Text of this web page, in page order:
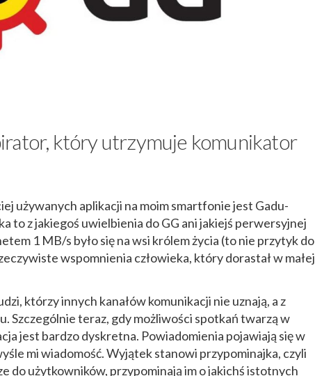
który utrzymuje komunikator
używanych aplikacji na moim smartfonie jest Gadu-
to z jakiegoś uwielbienia do GG ani jakiejś perwersyjnej
1 MB/s było się na wsi królem życia (to nie przytyk do
wspomnienia człowieka, który dorastał w małej
którzy innych kanałów komunikacji nie uznają, a z
Szczególnie teraz, gdy możliwości spotkań twarzą w
jest bardzo dyskretna. Powiadomienia pojawiają się w
mi wiadomość. Wyjątek stanowi przypominajka, czyli
do użytkowników, przypominają im o jakichś istotnych